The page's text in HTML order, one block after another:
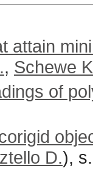
attain
, Schewe
of
D.),